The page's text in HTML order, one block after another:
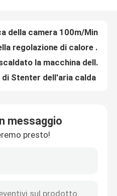
tessuto
calda
tessuto
50T dopo la tintura della macchina della regolazione di calore dell'essiccazione del tessuto per il tessuto di cotone
Singola macchina controllata di Stenter dell'aria calda di velocità dell'invertitore di Padder per il tessuto della maglia di catena
Industria tessile automatica della macchina 3000mm di Stenter dell'aria calda per Terry Towel
messaggio
presto!